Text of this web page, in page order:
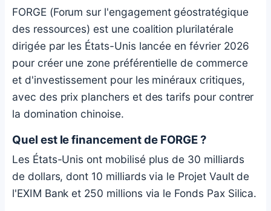
FORGE (Forum sur l'engagement géostratégique
des ressources) est une coalition plurilatérale
dirigée par les États-Unis lancée en février 2026
pour créer une zone préférentielle de commerce
et d'investissement pour les minéraux critiques,
avec des prix planchers et des tarifs pour contrer
la domination chinoise.
Quel est le financement de FORGE ?
Les États-Unis ont mobilisé plus de 30 milliards
de dollars, dont 10 milliards via le Projet Vault de
l'EXIM Bank et 250 millions via le Fonds Pax Silica.